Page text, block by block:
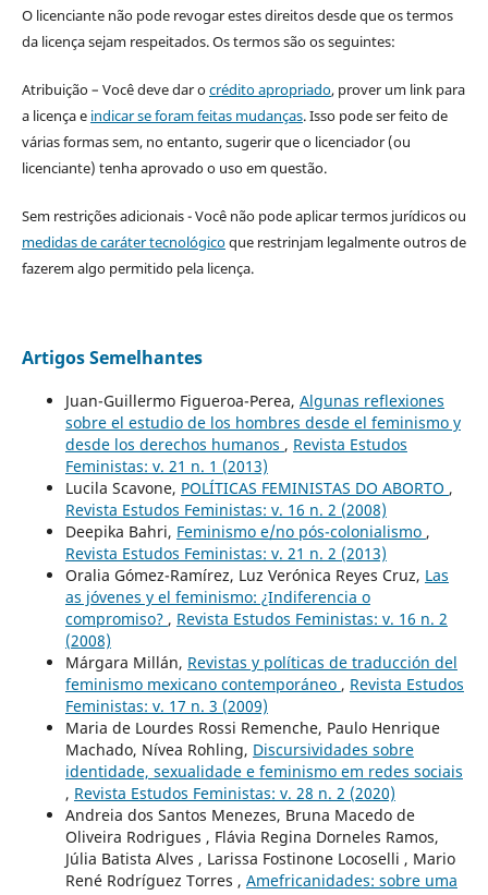
O licenciante não pode revogar estes direitos desde que os termos
da licença sejam respeitados. Os termos são os seguintes:
Atribuição – Você deve dar ocrédito apropriado, prover um link para
a licença e indicar se foram feitas mudanças. Isso pode ser feito de
várias formas sem, no entanto, sugerir que o licenciador (ou
licenciante) tenha aprovado o uso em questão.
Sem restrições adicionais - Você não pode aplicar termos jurídicos ou
medidas de caráter tecnológicoque restrinjam legalmente outros de
fazerem algo permitido pela licença.
Artigos Semelhantes
Juan-Guillermo Figueroa-Perea, Algunas reflexiones
sobre el estudio de los hombres desde el feminismo y
desde los derechos humanos , Revista Estudos
Feministas: v. 21 n. 1 (2013)
Lucila Scavone, POLÍTICAS FEMINISTAS DO ABORTO ,
Revista Estudos Feministas: v. 16 n. 2 (2008)
Deepika Bahri, Feminismo e/no pós-colonialismo ,
Revista Estudos Feministas: v. 21 n. 2 (2013)
Oralia Gómez-Ramírez, Luz Verónica Reyes Cruz, Las
as jóvenes y el feminismo: ¿Indiferencia o
compromiso? , Revista Estudos Feministas: v. 16 n. 2
(2008)
Márgara Millán, Revistas y políticas de traducción del
feminismo mexicano contemporáneo , Revista Estudos
Feministas: v. 17 n. 3 (2009)
Maria de Lourdes Rossi Remenche, Paulo Henrique
Machado, Nívea Rohling, Discursividades sobre
identidade, sexualidade e feminismo em redes sociais
, Revista Estudos Feministas: v. 28 n. 2 (2020)
Andreia dos Santos Menezes, Bruna Macedo de
Oliveira Rodrigues , Flávia Regina Dorneles Ramos,
Júlia Batista Alves , Larissa Fostinone Locoselli , Mario
René Rodríguez Torres , Amefricanidades: sobre uma